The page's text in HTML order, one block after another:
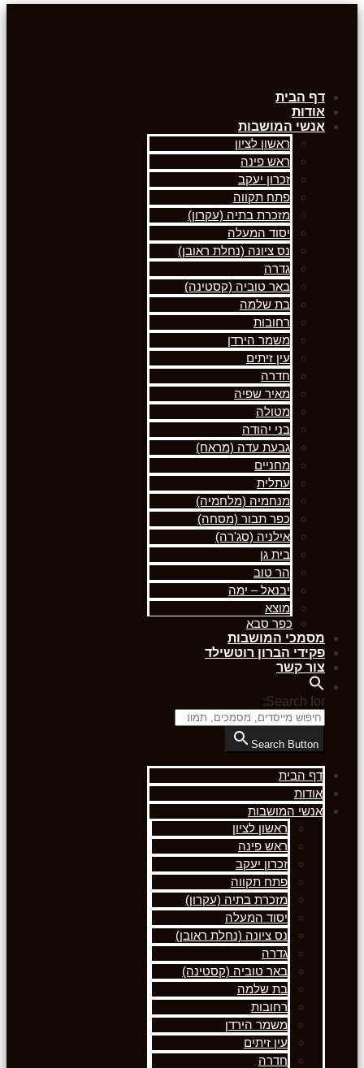
דף הבית
אודות
אנשי המושבות
ראשון לציון
ראש פינה
זכרון יעקב
פתח תקווה
מזכרת בתיה (עקרון)
יסוד המעלה
נס ציונה (נחלת ראובן)
גדרה
באר טוביה (קסטינה)
בת שלמה
רחובות
משמר הירדן
עין זיתים
חדרה
מאיר שפיה
מטולה
בני יהודה
גבעת עדה (מראח)
מחניים
עתלית
מנחמיה (מלחמיה)
כפר תבור (מסחה)
אילניה (סג'רה)
בית גן
הר טוב
יבנאל – ימה
מוצא
כפר סבא
מסמכי המושבות
פקידי הברון רוטשילד
צור קשר
Search for:
Search Button
דף הבית
אודות
אנשי המושבות
ראשון לציון
ראש פינה
זכרון יעקב
פתח תקווה
מזכרת בתיה (עקרון)
יסוד המעלה
נס ציונה (נחלת ראובן)
גדרה
באר טוביה (קסטינה)
בת שלמה
רחובות
משמר הירדן
עין זיתים
חדרה